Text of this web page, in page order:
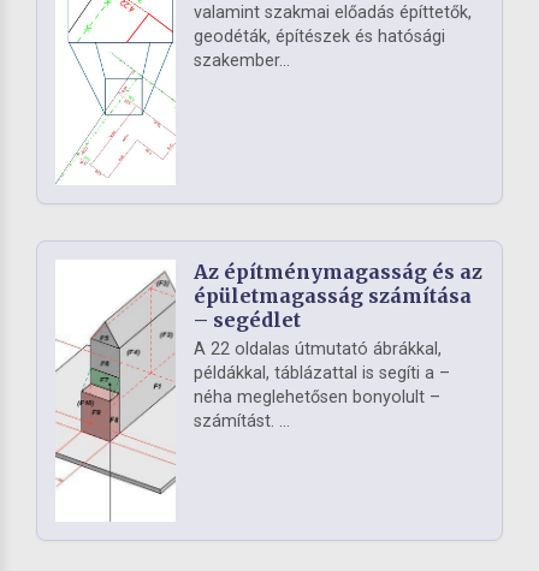
valamint szakmai előadás építtetők,
geodéták, építészek és hatósági
szakember...
Az építménymagasság és az
épületmagasság számítása
– segédlet
A 22 oldalas útmutató ábrákkal,
példákkal, táblázattal is segíti a –
néha meglehetősen bonyolult –
számítást. ...